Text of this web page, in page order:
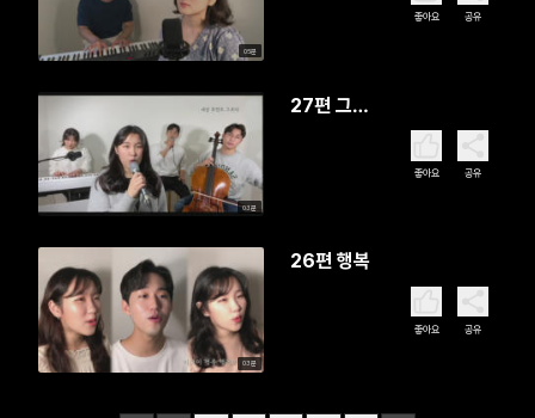
05분
좋아요 공유
03분
27편 그분
좋아요 공유
03분
26편 행복
좋아요 공유